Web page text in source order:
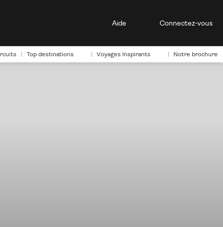
Aide Connectez-vous
Top destinations Voyages Inspirants Notre brochure